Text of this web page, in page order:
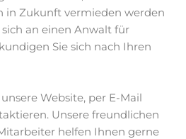
in Zukunft vermieden werden
an einen Anwalt für
Sie sich nach Ihren
Website, per E-Mail
Unsere freundlichen
helfen Ihnen gerne